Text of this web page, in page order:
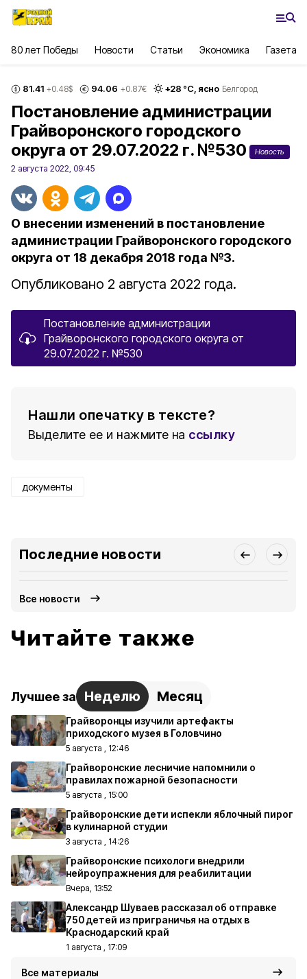
80 лет Победы Новости Статьи Экономика Газета
81.41 +0.48$ 94.06 +0.87€ +28 °С, ясно Белгород
Постановление администрации
Грайворонского городского
округа от 29.07.2022 г. №530
Новость
2 августа 2022, 09:45
О внесении изменений в постановление
администрации Грайворонского городского
округа от 18 декабря 2018 года №3.
Опубликовано 2 августа 2022 года.
Постановление администрации
Грайворонского городского округа от
29.07.2022 г. №530
Нашли опечатку в тексте?
Выделите ее и нажмите на ссылку
документы
Последние новости
Все новости
Читайте также
Лучшее за Неделю Месяц
Грайворонцы изучили артефакты
приходского музея в Головчино
5 августа , 12:46
Грайворонские лесничие напомнили о
правилах пожарной безопасности
5 августа , 15:00
Грайворонские дети испекли яблочный пирог
в кулинарной студии
3 августа , 14:26
Грайворонские психологи внедрили
нейроупражнения для реабилитации
Вчера, 13:52
Александр Шуваев рассказал об отправке
750 детей из приграничья на отдых в
Краснодарский край
1 августа , 17:09
Все материалы